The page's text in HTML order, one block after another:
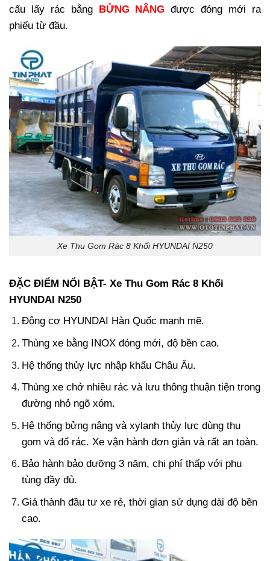
cấu lấy rác bằng
BỬNG NÂNG được đóng mới ra
phiếu từ đầu.
Xe Thu Gom Rác 8 Khối HYUNDAI N250
ĐẶC ĐIỂM NỔI BẬT- Xe Thu Gom Rác 8 Khối
HYUNDAI N250
Động cơ HYUNDAI Hàn Quốc mạnh mẽ.
Thùng xe bằng INOX đóng mới, độ bền cao.
Hệ thống thủy lực nhập khẩu Châu Âu.
Thùng xe chở nhiều rác và lưu thông thuận tiện trong
đường nhỏ ngõ xóm.
Hệ thống bửng nâng và xylanh thủy lực dùng thu
gom và đổ rác. Xe vận hành đơn giản và rất an toàn.
Bảo hành bảo dưỡng 3 năm, chi phí thấp với phụ
tùng đầy đủ.
Giá thành đầu tư xe rẻ, thời gian sử dụng dài độ bền
cao.